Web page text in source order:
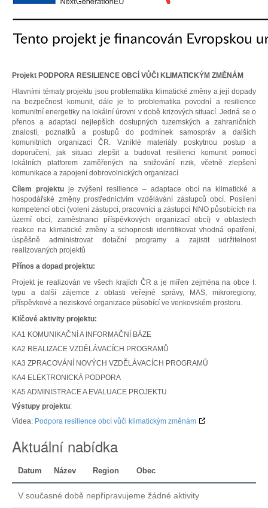
Projekt PODPORA RESILIENCE OBCÍ VŮČI KLIMATICKÝM ZMĚNÁM
Hlavními tématy projektu jsou problematika klimatické změny a její dopady
na bezpečnost komunit, dále je to problematika povodní a resilience
komunitní energetiky na lokální úrovni v době krizových situací. Jedná se o
přenos a adaptaci nejlepších dostupných tuzemských a zahraničních
znalostí, poznatků a postupů do podmínek samospráv a dalších
komunitních organizací ČR. Vzniklé materiály poskytnou postup a
doporučení, jak situaci zlepšit a budovat resilienci komunit pomocí
lokálních platforemzaměřených na snižování rizik, včetně zlepšení
komunikace a zapojení dobrovolnických organizací
Cílem projektu je zvýšení resilience – adaptace obcí na klimatické a
hospodářské změny prostřednictvím vzdělávání zástupců obcí. Posílení
kompetencí obcí (volení zástupci, pracovníci a zástupci NNO působících na
území obcí, zaměstnanci příspěvkových organizací obcí) v oblastech
reakce na klimatické změny a schopnosti identifikovat vhodná opatření,
úspěšně administrovat dotační programy a zajistit udržitelnost
realizovaných projektů
Přínos a dopad projektu:
Projekt je realizován ve všech krajích ČR a je mířen zejména na obce I.
typu a další zájemce z oblasti veřejné správy, MAS, mikroregiony,
příspěvkové a neziskové organizace působící ve venkovském prostoru.
Klíčové aktivity projektu:
KA1 KOMUNIKAČNÍ A INFORMAČNÍ BÁZE
KA2 REALIZACE VZDĚLÁVACÍCH PROGRAMŮ
KA3 ZPRACOVÁNÍ NOVÝCH VZDĚLÁVACÍCH PROGRAMŮ
KA4 ELEKTRONICKÁ PODPORA
KA5 ADMINISTRACE A EVALUACE PROJEKTU
Výstupy projektu:
Videa: Podpora resilience obcí vůči klimatickým změnám
Aktuální nabídka
Datum Název Region Obec
V současné době nepřipravujeme žádné aktivity